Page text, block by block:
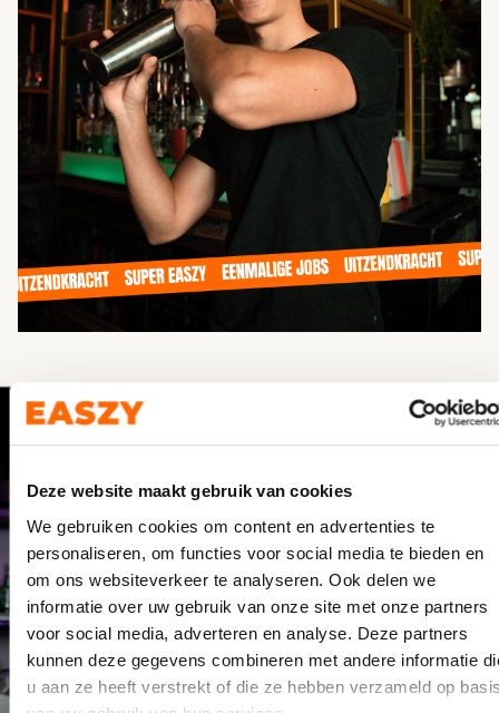
Deze website maakt gebruik van cookies
We gebruiken cookies om content en advertenties te
personaliseren, om functies voor social media te bieden en
om ons websiteverkeer te analyseren. Ook delen we
informatie over uw gebruik van onze site met onze partners
voor social media, adverteren en analyse. Deze partners
kunnen deze gegevens combineren met andere informatie
u aan ze heeft verstrekt of die ze hebben verzameld op
Easzy biedt je de helpende hand!
BINNEN 24 UUR AAN DE SLAG
Een van de grootste voordelen van Easzy is onze
snelheid. Of je nu een schoonmaker nodig hebt in
Hoogezand, productiemedewerkers in de regio of
horecapersoneel in Sappemeer, binnen 24 uur is
jouw team compleet.
Ons platform is 24/7 beschikbaar, zodat je altijd snel
kunt schakelen, ook bij last-minute aanvragen.